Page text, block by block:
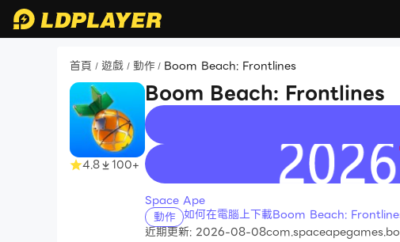
首頁 / 遊戲 / 動作 / Boom Beach: Frontlines
4.8 100+
Boom Beach: Frontlines
recommend
Space Ape
動作 如何在電腦上下載Boom Beach:
近期更新: 2026-08-08